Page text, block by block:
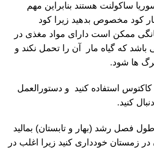
ساکولنت هستند بنابراین مهم
کود مخصوص بدهید زیرا کود
ممکن است دارای مواد مغذی در
باشد که گیاه مار آن را تحمل نکند و
ها شود.
کاکتوس استفاده کنید و دستورالعمل
کنید.
فصل رشد (بهار و تابستان) بمالید
در زمستان خودداری کنید زیرا اغلب در